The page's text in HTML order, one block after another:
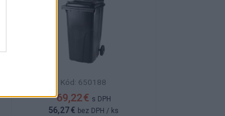
Kód: 650188
69,22 € s DPH
56,27 € bez DPH / ks